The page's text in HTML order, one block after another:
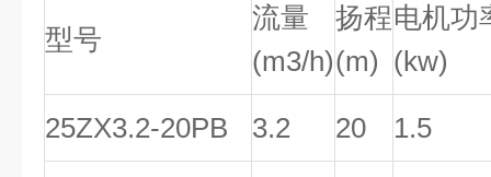
型号
流量
(m3/h)
扬程
(m)
电机功
(kw)
25ZX3.2-20PB 3.2 20 1.5